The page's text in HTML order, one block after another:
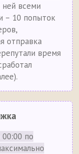
всеми
– 10 попыток
отправка
время
по